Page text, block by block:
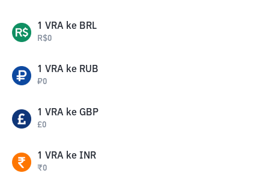
1 VRA ke BRL
R$0
1 VRA ke RUB
₽0
1 VRA ke GBP
£0
1 VRA ke INR
₹0